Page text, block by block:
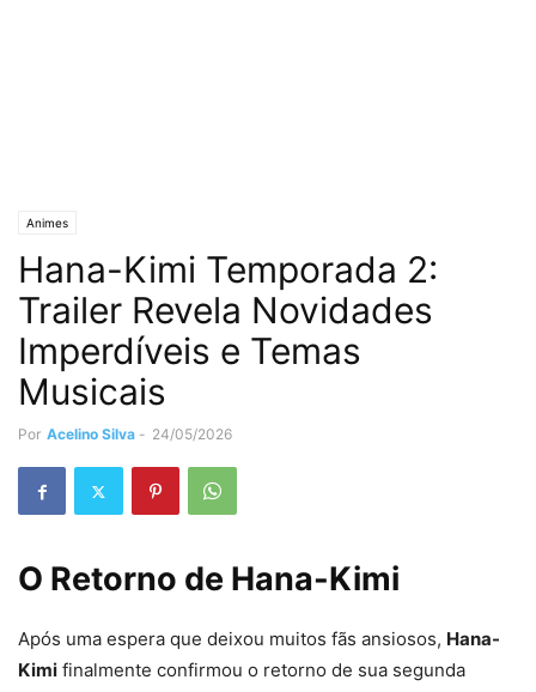
Animes
Hana-Kimi Temporada 2:
Trailer Revela Novidades
Imperdíveis e Temas
Musicais
Por Acelino Silva - 24/05/2026
O Retorno de Hana-Kimi
Após uma espera que deixou muitos fãs ansiosos, Hana-
Kimi finalmente confirmou o retorno de sua segunda